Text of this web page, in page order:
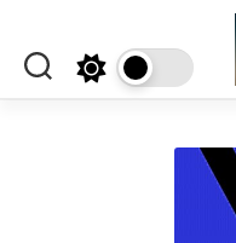
content